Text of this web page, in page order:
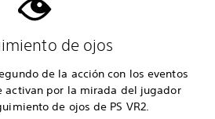
de ojos
de la acción con los eventos
activan por la mirada del jugador
de ojos de PS VR2.